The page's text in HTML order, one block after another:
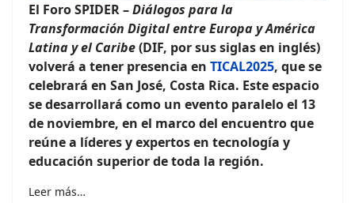
El Foro SPIDER –Diálogos para la
Transformación Digital entre Europa y América
Latina y el Caribe(DIF, por sus siglas en inglés)
volverá a tener presencia en TICAL2025, que se
celebrará en San José, Costa Rica. Este espacio
se desarrollará como un evento paralelo el 13
de noviembre, en el marco del encuentro que
reúne a líderes y expertos en tecnología y
educación superior de toda la región.
Leer más…